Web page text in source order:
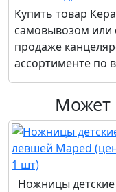
Купить товар
самовывозом или
продаже
ассортименте по
Может
Ножницы детские